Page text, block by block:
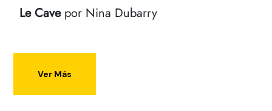
Le Cavepor Nina Dubarry
Ver Más